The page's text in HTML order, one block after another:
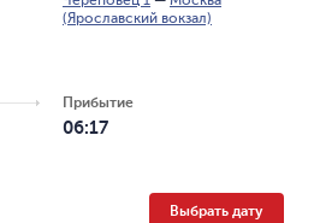
(Ярославский вокзал)
Прибытие
06:17
Выбрать дату